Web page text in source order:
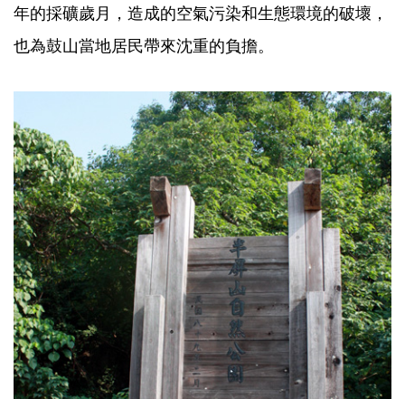
年的採礦歲月，造成的空氣污染和生態環境的破壞，
也為鼓山當地居民帶來沈重的負擔。